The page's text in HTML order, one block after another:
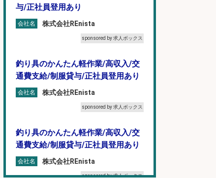
与/正社員登用あり
会社名 株式会社REnista
sponsored by 求人ボックス
釣り具のかんたん軽作業/高収入/交
通費支給/制服貸与/正社員登用あり
会社名 株式会社REnista
sponsored by 求人ボックス
釣り具のかんたん軽作業/高収入/交
通費支給/制服貸与/正社員登用あり
会社名 株式会社REnista
sponsored by 求人ボックス